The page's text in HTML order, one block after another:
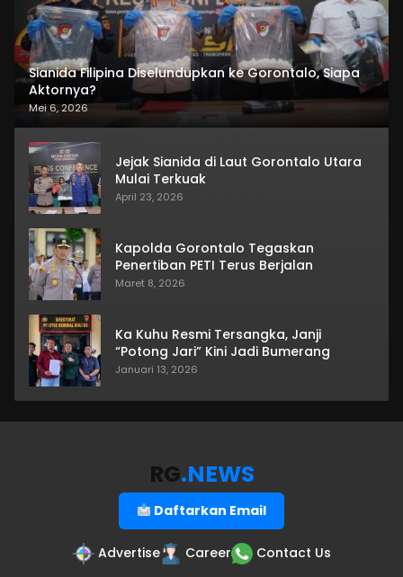
Sianida Filipina Diselundupkan ke Gorontalo, Siapa
Aktornya?
Mei 6, 2026
Jejak Sianida di Laut Gorontalo Utara
Mulai Terkuak
April 23, 2026
Kapolda Gorontalo Tegaskan
Penertiban PETI Terus Berjalan
Maret 8, 2026
Ka Kuhu Resmi Tersangka, Janji
“Potong Jari” Kini Jadi Bumerang
Januari 13, 2026
RG.NEWS
Daftarkan Email
Advertise Career Contact Us